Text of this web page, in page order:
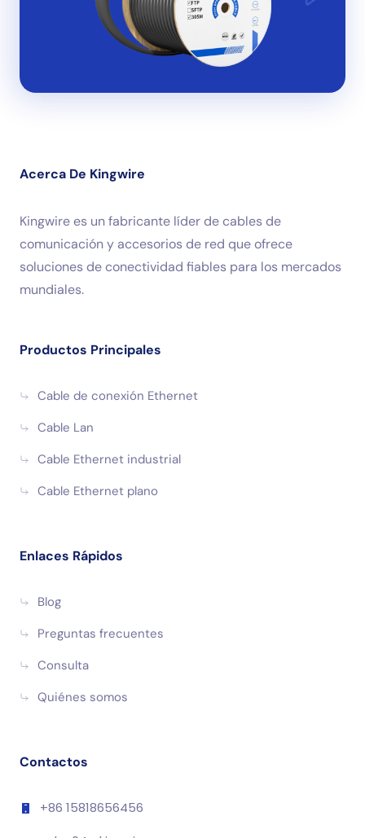
Acerca De Kingwire
Kingwire es un fabricante líder de cables de
comunicación y accesorios de red que ofrece
soluciones de conectividad fiables para los mercados
mundiales.
Productos Principales
Cable de conexión Ethernet
Cable Lan
Cable Ethernet industrial
Cable Ethernet plano
Enlaces Rápidos
Blog
Preguntas frecuentes
Consulta
Quiénes somos
Contactos
+86 15818656456